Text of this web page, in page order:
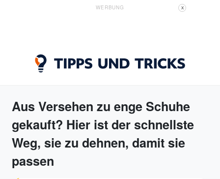
WERBUNG X
Aus Versehen zu enge Schuhe
gekauft? Hier ist der schnellste
Weg, sie zu dehnen, damit sie
passen